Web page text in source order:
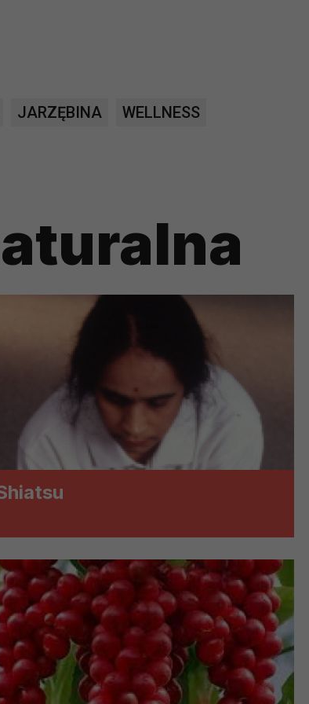
JARZĘBINA WELLNESS
ścigania – oczywiście tylko gdy wystąpią z
stron internetowych dane o ruchu
Twoich danych?
być oparte na właściwej, zgodnej z obowiązującymi
w celu świadczenia usług, w tym
ich bezpieczeństwa jest niezbędność do
podobne dokumenty dostępne w usługach, z
własnego administratorów jest tzw.
podmiotów trzecich będzie odbywać się